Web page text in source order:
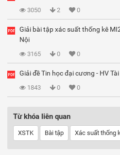
3050 2 0
Giải bài tập xác suất thống kê
Nội
3165 0 0
Giải đề Tin học đại cương - HV
1843 0 0
Từ khóa liên quan
XSTK Bài tập Xác suất thống